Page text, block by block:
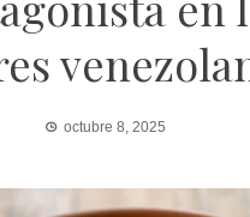
octubre 8, 2025